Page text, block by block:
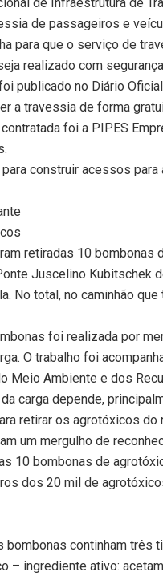
de passageiros e
para que o serviço de
realizado com
publicado no Diário
a travessia de forma
foi a PIPES
construir acessos
retiradas 10 bombonas
Juscelino Kubitschek
No total, no caminhão
foi realizada por
O trabalho foi
Meio Ambiente e dos
carga depende,
retirar os agrotóxicos
um mergulho de
10 bombonas de
dos 20 mil de
bombonas continham três
– ingrediente ativo: